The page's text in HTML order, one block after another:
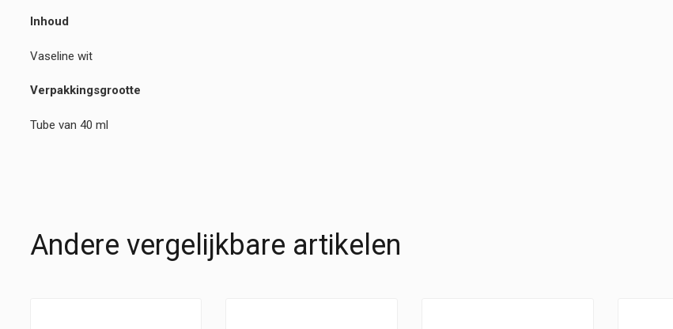
Inhoud
Vaseline wit
Verpakkingsgrootte
Tube van 40 ml
Andere vergelijkbare artikelen